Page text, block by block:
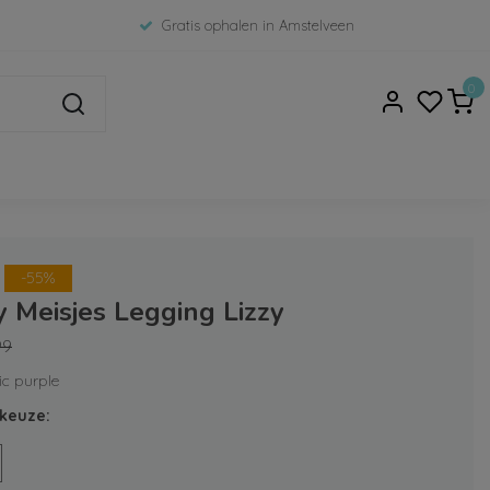
Gratis ophalen in Amstelveen
0
-55%
Meisjes Legging Lizzy
purple